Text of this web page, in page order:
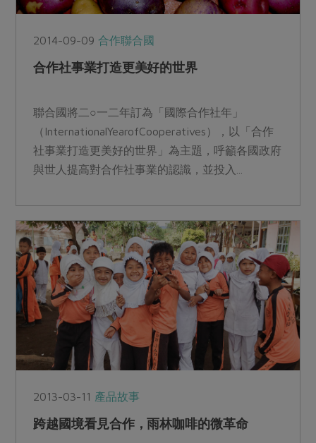
2014-09-09合作聯合國
合作社事業打造更美好的世界
聯合國將二○一二年訂為「國際合作社年」
（InternationalYearofCooperatives），以「合作
社事業打造更美好的世界」為主題，呼籲各國政府
與世人提高對合作社事業的認識，並投入...
2013-03-11 產品故事
跨越國境看見合作，雨林咖啡的微革命